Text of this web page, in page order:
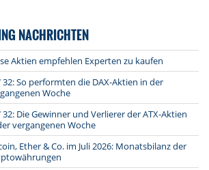
NACHRICHTEN
Aktien empfehlen Experten zu kaufen
32: So performten die DAX-Aktien in der
Woche
32: Die Gewinner und Verlierer der ATX-Aktien
vergangenen Woche
Ether & Co. im Juli 2026: Monatsbilanz der